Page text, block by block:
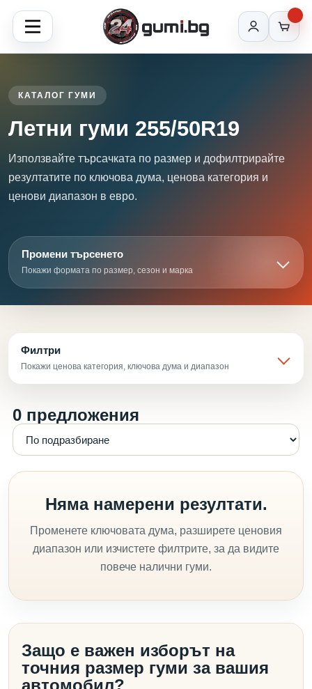
КАТАЛОГ ГУМИ
Летни гуми 255/50R19
Използвайте търсачката по размер и дофилтрирайте
резултатите по ключова дума, ценова категория и
ценови диапазон в евро.
Промени търсенето
Покажи формата по размер, сезон и марка
Филтри
Покажи ценова категория, ключова дума и диапазон
0 предложения
Няма намерени резултати.
Променете ключовата дума, разширете ценовия
диапазон или изчистете филтрите, за да видите
повече налични гуми.
Защо е важен изборът на
точния размер гуми за вашия
автомобил?